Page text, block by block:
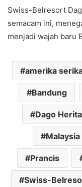
Swiss-Belresort
semacam ini,
menjadi wajah baru
amerika
Bandung
Dago
Malaysia
Prancis
Swiss-